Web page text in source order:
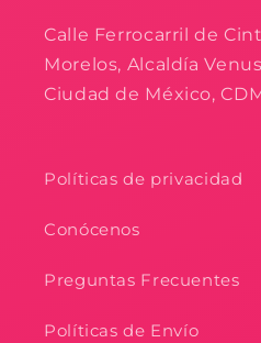
Calle Ferrocarril de
Morelos, Alcaldía
Ciudad de México,
Políticas de privacidad
Conócenos
Preguntas Frecuentes
Políticas de Envío